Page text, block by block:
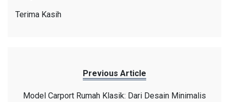
Terima Kasih
Previous Article
Model Carport Rumah Klasik: Dari Desain Minimalis